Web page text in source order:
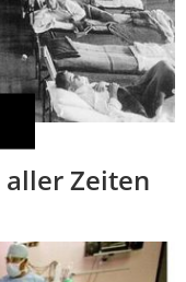
aller Zeiten